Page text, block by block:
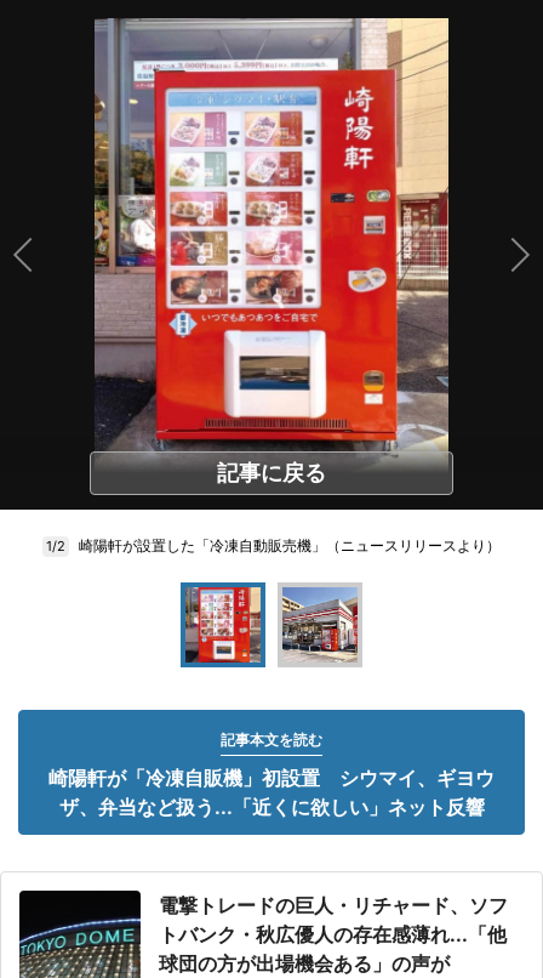
記事に戻る
1/2 崎陽軒が設置した「冷凍自動販売機」（ニュースリリースより）
記事本文を読む
崎陽軒が「冷凍自販機」初設置 シウマイ、ギヨウ
ザ、弁当など扱う...「近くに欲しい」ネット反響
電撃トレードの巨人・リチャード、ソフ
トバンク・秋広優人の存在感薄れ...「他
球団の方が出場機会ある」の声が